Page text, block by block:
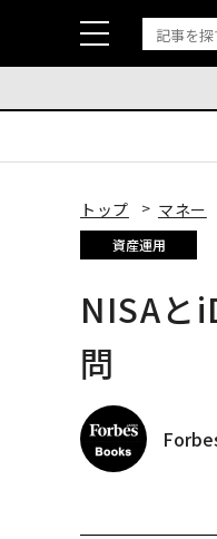
トップ マネー
資産運用
NISAと
問